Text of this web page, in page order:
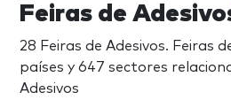
Feiras de
28 Feiras de Adesivos. Feiras
países y 647 sectores
Adesivos